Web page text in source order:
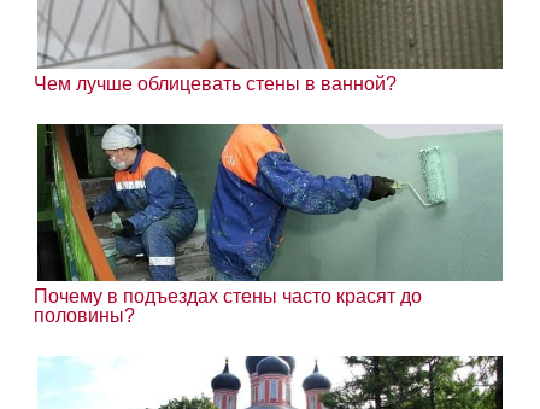
Чем лучше облицевать стены в ванной?
Почему в подъездах стены часто красят до
половины?